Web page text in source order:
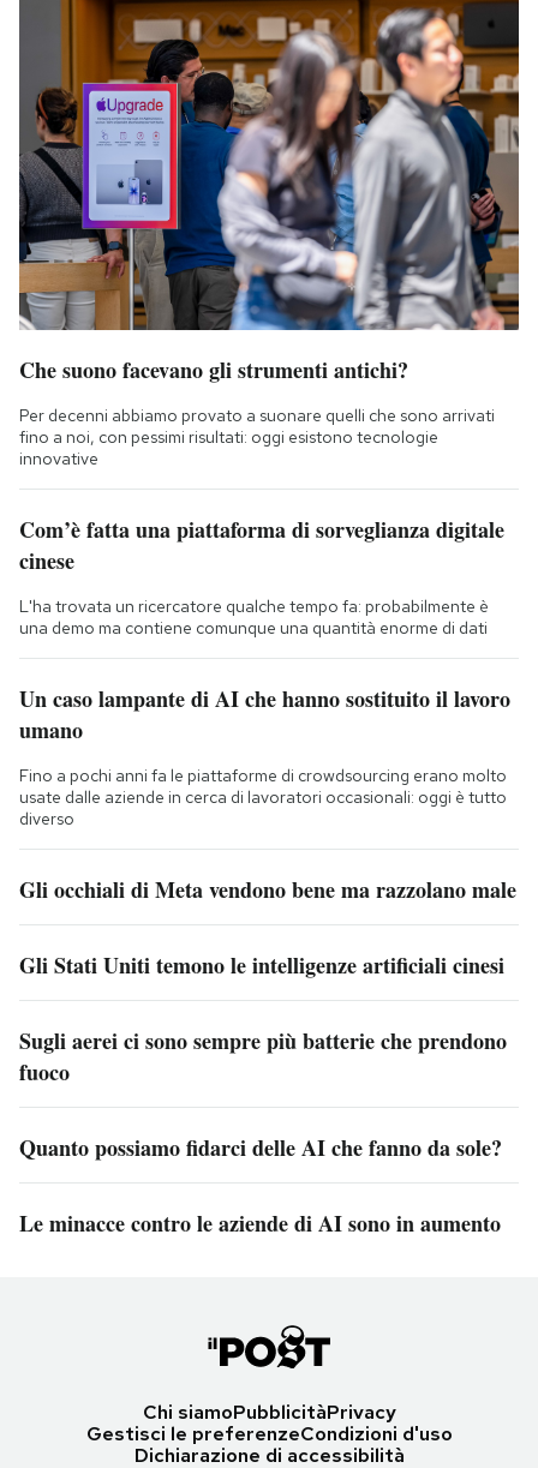
Che suono facevano gli strumenti antichi?
Per decenni abbiamo provato a suonare quelli che sono arrivati
fino a noi, con pessimi risultati: oggi esistono tecnologie
innovative
Com’è fatta una piattaforma di sorveglianza digitale
cinese
L'ha trovata un ricercatore qualche tempo fa: probabilmente è
una demo ma contiene comunque una quantità enorme di dati
Un caso lampante di AI che hanno sostituito il lavoro
umano
Fino a pochi anni fa le piattaforme di crowdsourcing erano molto
usate dalle aziende in cerca di lavoratori occasionali: oggi è tutto
diverso
Gli occhiali di Meta vendono bene ma razzolano male
Gli Stati Uniti temono le intelligenze artificiali cinesi
Sugli aerei ci sono sempre più batterie che prendono
fuoco
Quanto possiamo fidarci delle AI che fanno da sole?
Le minacce contro le aziende di AI sono in aumento
Chi siamoPubblicitàPrivacy
Gestisci le preferenzeCondizioni d'uso
Dichiarazione di accessibilità